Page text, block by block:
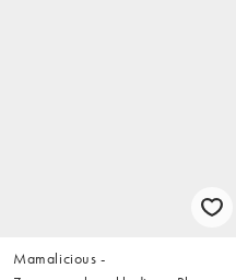
Mamalicious -